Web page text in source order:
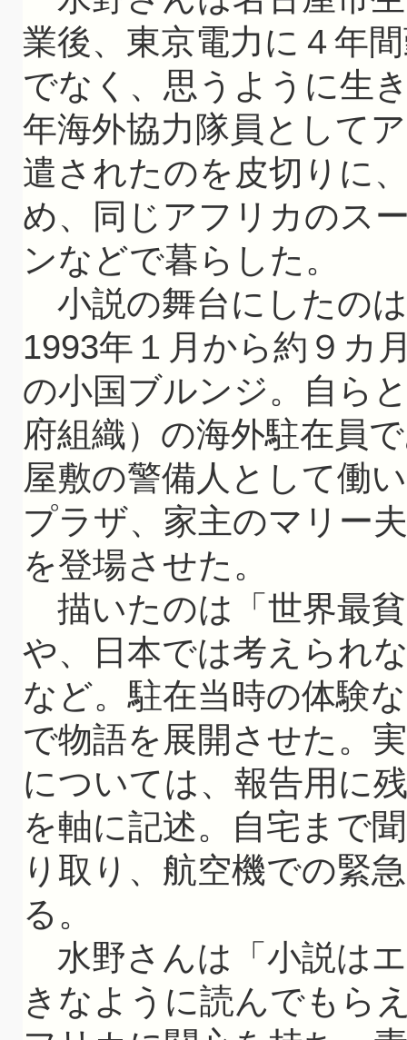
業後、東京電力に４年
でなく、思うように生
年海外協力隊員として
遣されたのを皮切りに
め、同じアフリカのス
ンなどで暮らした。
小説の舞台にしたの
1993年１月から約９カ
の小国ブルンジ。自ら
府組織）の海外駐在員
屋敷の警備人として働
プラザ、家主のマリー
を登場させた。
描いたのは「世界最
や、日本では考えられ
など。駐在当時の体験
で物語を展開させた。
については、報告用に
を軸に記述。自宅まで
り取り、航空機での緊
る。
水野さんは「小説は
きなように読んでもら